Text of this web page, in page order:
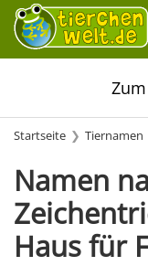
Zum
Startseite Tiernamen
Namen
Haus für